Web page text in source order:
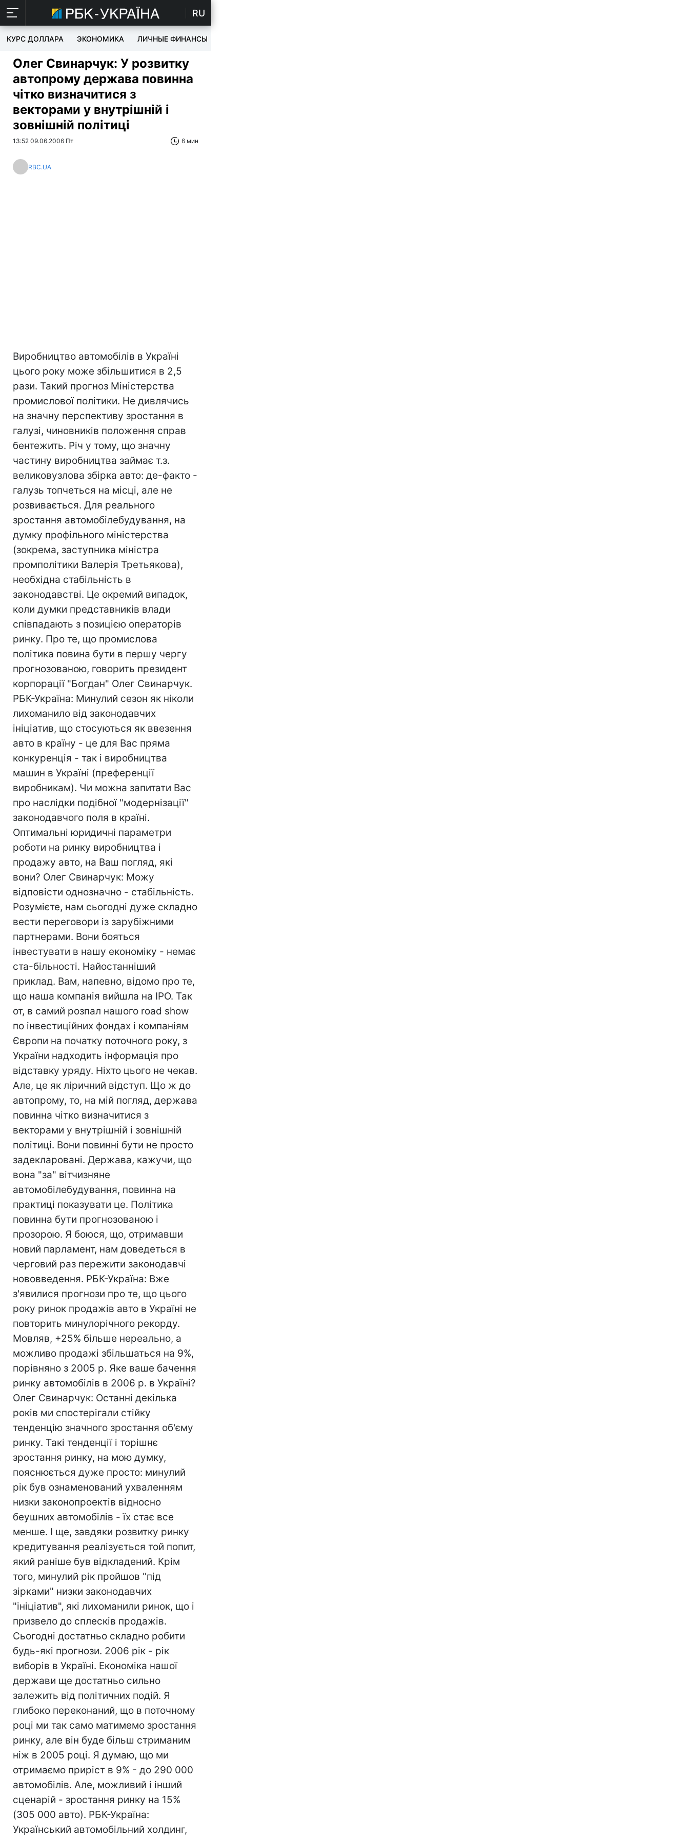
RU
КУРС ДОЛЛАРА ЭКОНОМИКА ЛИЧНЫЕ ФИНАНСЫ
Олег Свинарчук: У розвитку
автопрому держава повинна
чітко визначитися з
векторами у внутрішній і
зовнішній політиці
13:52 09.06.2006 Пт 6 мин
RBC.UA
Виробництво автомобілів в Україні
цього року може збільшитися в 2,5
рази. Такий прогноз Міністерства
промислової політики. Не дивлячись
на значну перспективу зростання в
галузі, чиновників положення справ
бентежить. Річ у тому, що значну
частину виробництва займає т.з.
великовузлова збірка авто: де-факто -
галузь топчеться на місці, але не
розвивається. Для реального
зростання автомобілебудування, на
думку профільного міністерства
(зокрема, заступника міністра
промполітики Валерія Третьякова),
необхідна стабільність в
законодавстві. Це окремий випадок,
коли думки представників влади
співпадають з позицією операторів
ринку. Про те, що промислова
політика повина бути в першу чергу
прогнозованою, говорить президент
корпорації "Богдан" Олег Свинарчук.
РБК-Україна: Минулий сезон як ніколи
лихоманило від законодавчих
ініціатив, що стосуються як ввезення
авто в країну - це для Вас пряма
конкуренція - так і виробництва
машин в Україні (преференції
виробникам). Чи можна запитати Вас
про наслідки подібної "модернізації"
законодавчого поля в країні.
Оптимальні юридичні параметри
роботи на ринку виробництва і
продажу авто, на Ваш погляд, які
вони? Олег Свинарчук: Можу
відповісти однозначно - стабільність.
Розумієте, нам сьогодні дуже складно
вести переговори із зарубіжними
партнерами. Вони бояться
інвестувати в нашу економіку - немає
ста-більності. Найостанніший
приклад. Вам, напевно, відомо про те,
що наша компанія вийшла на IPO. Так
от, в самий розпал нашого road show
по інвестиційних фондах і компаніям
Європи на початку поточного року, з
України надходить інформація про
відставку уряду. Ніхто цього не чекав.
Але, це як ліричний відступ. Що ж до
автопрому, то, на мій погляд, держава
повинна чітко визначитися з
векторами у внутрішній і зовнішній
політиці. Вони повинні бути не просто
задекларовані. Держава, кажучи, що
вона "за" вітчизняне
автомобілебудування, повинна на
практиці показувати це. Політика
повинна бути прогнозованою і
прозорою. Я боюся, що, отримавши
новий парламент, нам доведеться в
черговий раз пережити законодавчі
нововведення. РБК-Україна: Вже
з'явилися прогнози про те, що цього
року ринок продажів авто в Україні не
повторить минулорічного рекорду.
Мовляв, +25% більше нереально, а
можливо продажі збільшаться на 9%,
порівняно з 2005 р. Яке ваше бачення
ринку автомобілів в 2006 р. в Україні?
Олег Свинарчук: Останні декілька
років ми спостерігали стійку
тенденцію значного зростання об'єму
ринку. Такі тенденції і торішнє
зростання ринку, на мою думку,
пояснюється дуже просто: минулий
рік був ознаменований ухваленням
низки законопроектів відносно
беушних автомобілів - їх стає все
менше. І ще, завдяки розвитку ринку
кредитування реалізується той попит,
який раніше був відкладений. Крім
того, минулий рік пройшов "під
зірками" низки законодавчих
"ініціатив", які лихоманили ринок, що і
призвело до сплесків продажів.
Сьогодні достатньо складно робити
будь-які прогнози. 2006 рік - рік
виборів в Україні. Економіка нашої
держави ще достатньо сильно
залежить від політичних подій. Я
глибоко переконаний, що в поточному
році ми так само матимемо зростання
ринку, але він буде більш стриманим
ніж в 2005 році. Я думаю, що ми
отримаємо приріст в 9% - до 290 000
автомобілів. Але, можливий і інший
сценарій - зростання ринку на 15%
(305 000 авто). РБК-Україна:
Український автомобільний холдинг,